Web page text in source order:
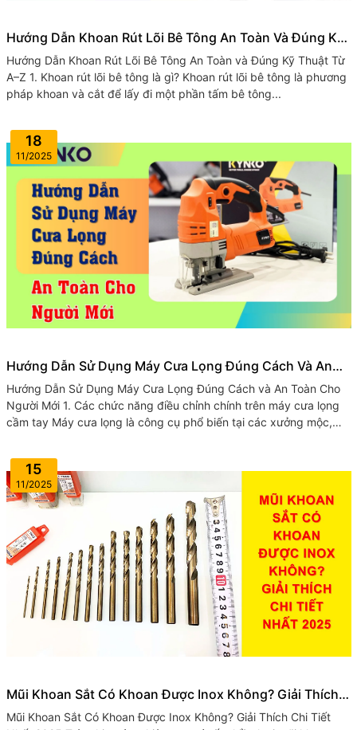
Hướng Dẫn Khoan Rút Lõi Bê Tông An Toàn Và Đúng Kỹ
Thuật Từ A–Z
Hướng Dẫn Khoan Rút Lõi Bê Tông An Toàn và Đúng Kỹ Thuật Từ
A–Z 1. Khoan rút lõi bê tông là gì? Khoan rút lõi bê tông là phương
pháp khoan và cắt để lấy đi một phần tấm bê tông...
18
11/2025
Hướng Dẫn Sử Dụng Máy Cưa Lọng Đúng Cách Và An
Toàn Cho Người Mới
Hướng Dẫn Sử Dụng Máy Cưa Lọng Đúng Cách và An Toàn Cho
Người Mới 1. Các chức năng điều chỉnh chính trên máy cưa lọng
cầm tay Máy cưa lọng là công cụ phổ biến tại các xưởng mộc,
15
11/2025
Mũi Khoan Sắt Có Khoan Được Inox Không? Giải Thích
Chi Tiết Nhất 2025
Mũi Khoan Sắt Có Khoan Được Inox Không? Giải Thích Chi Tiết